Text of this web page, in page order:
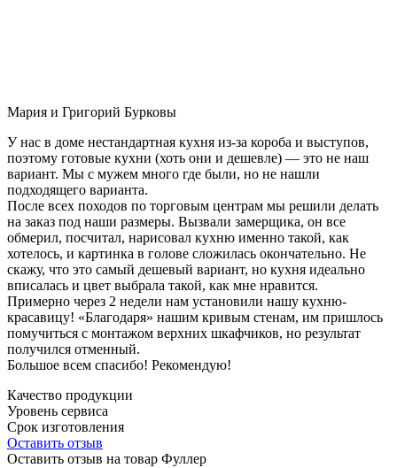
Мария и Григорий Бурковы
У нас в доме нестандартная кухня из-за короба и выступов,
поэтому готовые кухни (хоть они и дешевле) — это не наш
вариант. Мы с мужем много где были, но не нашли
подходящего варианта.
После всех походов по торговым центрам мы решили делать
на заказ под наши размеры. Вызвали замерщика, он все
обмерил, посчитал, нарисовал кухню именно такой, как
хотелось, и картинка в голове сложилась окончательно. Не
скажу, что это самый дешевый вариант, но кухня идеально
вписалась и цвет выбрала такой, как мне нравится.
Примерно через 2 недели нам установили нашу кухню-
красавицу! «Благодаря» нашим кривым стенам, им пришлось
помучиться с монтажом верхних шкафчиков, но результат
получился отменный.
Большое всем спасибо! Рекомендую!
Качество продукции
Уровень сервиса
Срок изготовления
Оставить отзыв
Оставить отзыв на товар Фуллер